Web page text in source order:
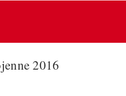
2016